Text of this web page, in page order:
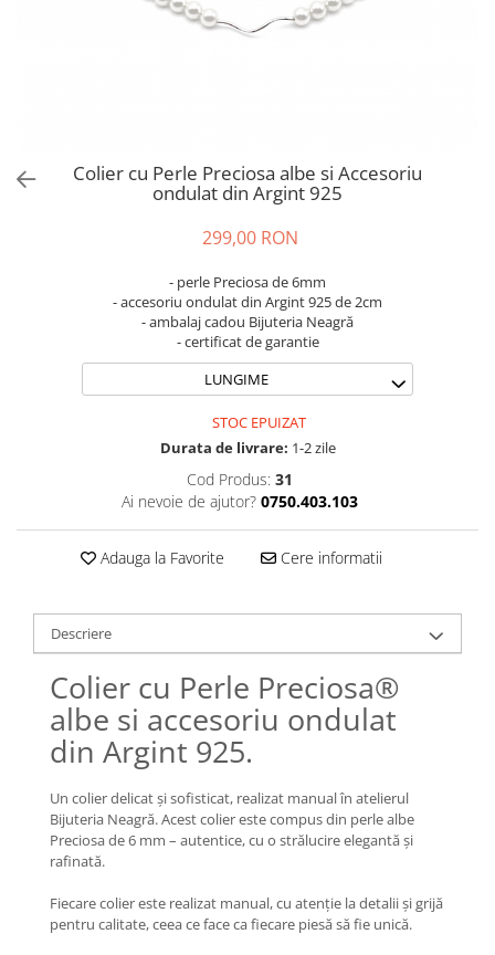
Coliere Transparente cu Cruce
Coliere Transparente cu Initiale
Coliere Transparente cu Animale
Coliere Transparente cu Molecule
Coliere Transparente cu Pietre
Coliere Transparente Diverse
Lănțișoare cu Cruce
Lănțișoare cu Soare
Lănțișoare cu Semilună
Lănțișoare cu Zodii
Lănțișoare cu Molecule
Lănțișoare cu Pietre Naturale
Lănțișoare Argint Diverse
COLIERE CU PERLE
Coliere cu Perle Naturale
Coliere cu Perle Preciosa
COLIERE ȘNUR REGLABIL
Coliere cu Inimioare
Coliere cu Cruce
Coliere cu Soare
Brățări din Argint cu pietre
Colier cu Perle Preciosa albe si Accesoriu
ondulat din Argint 925
299,00 RON
- perle Preciosa de 6mm
- accesoriu ondulat din Argint 925 de 2cm
- ambalaj cadou Bijuteria Neagră
- certificat de garantie
LUNGIME
STOC EPUIZAT
Durata de livrare: 1-2 zile
Cod Produs: 31
Ai nevoie de ajutor? 0750.403.103
Adauga la Favorite Cere informatii
Descriere
Colier cu Perle Preciosa®
albe si accesoriu ondulat
din Argint 925.
Un colier delicat și sofisticat, realizat manual în atelierul
Bijuteria Neagră. Acest colier este compus din perle albe
Preciosa de 6 mm – autentice, cu o strălucire elegantă și
rafinată.
Fiecare colier este realizat manual, cu atenție la detalii și grijă
pentru calitate, ceea ce face ca fiecare piesă să fie unică.